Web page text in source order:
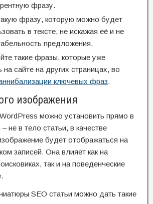
фразу.
фразу, которую можно будет
в тексте, не искажая её и не
предложения.
такие фразы, которые уже
на сайте на других страницах, во
ключевых фраз.
изображения
WordPress можно установить прямо в
не в тело статьи, в качестве
будет отображаться на
записей. Она влияет как на
так и на поведенческие
SEO статьи можно дать такие